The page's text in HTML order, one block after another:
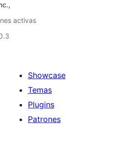
activas
Showcase
Temas
Plugins
Patrones